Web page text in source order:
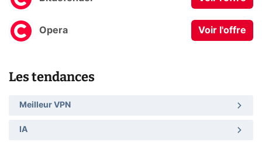
Opera Voir l'offre
Les tendances
Meilleur VPN
IA